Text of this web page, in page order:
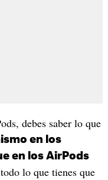
debes saber lo que
en los
en los AirPods
lo que tienes que